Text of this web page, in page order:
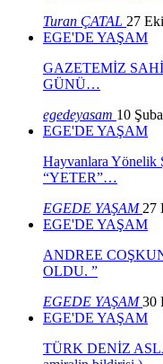
Turan ÇATAL 27
EGE'DE YAŞAM
GAZETEMİZ
GÜNÜ…
egedeyasam 10
EGE'DE YAŞAM
Hayvanlara Yönelik
“YETER”…
EGEDE YAŞAM 27
EGE'DE YAŞAM
ANDREE
OLDU. ”
EGEDE YAŞAM30
EGE'DE YAŞAM
TÜRK DENİZ